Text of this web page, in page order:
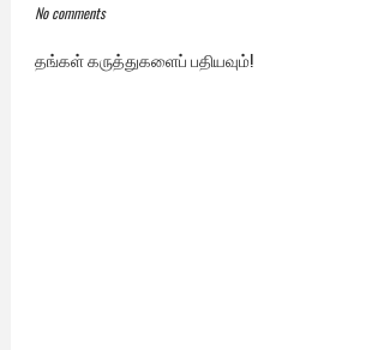
No comments
தங்கள் கருத்துகளைப் பதியவும்!